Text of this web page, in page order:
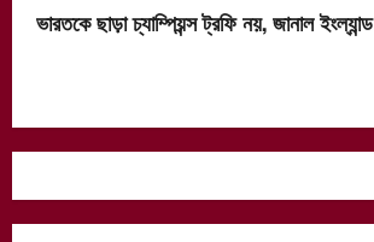
ভারতকে ছাড়া চ্যাম্পিয়ন্স ট্রফি নয়, জানাল ইংল্যান্ড